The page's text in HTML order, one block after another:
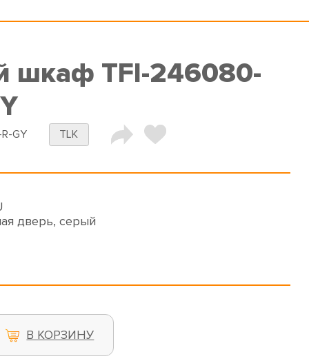
шкаф TFI-246080-
GY TLK
дверь, серый
В КОРЗИНУ